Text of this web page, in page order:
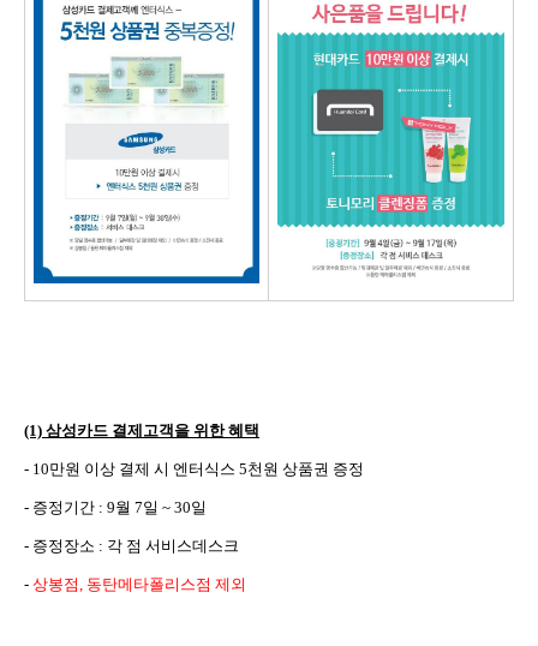
(1) 삼성카드 결제고객을 위한 혜택
- 10만원 이상 결제 시 엔터식스 5천원 상품권 증정
- 증정기간 : 9월 7일 ~ 30일
- 증정장소 : 각 점 서비스데스크
- 상봉점, 동탄메타폴리스점 제외